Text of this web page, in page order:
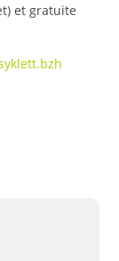
et gratuite